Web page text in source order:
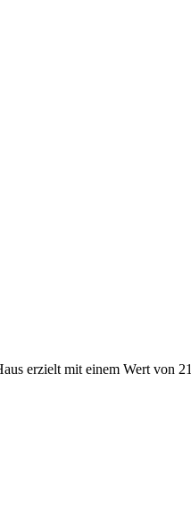
erzielt mit einem Wert von